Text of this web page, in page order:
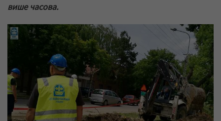
више часова.